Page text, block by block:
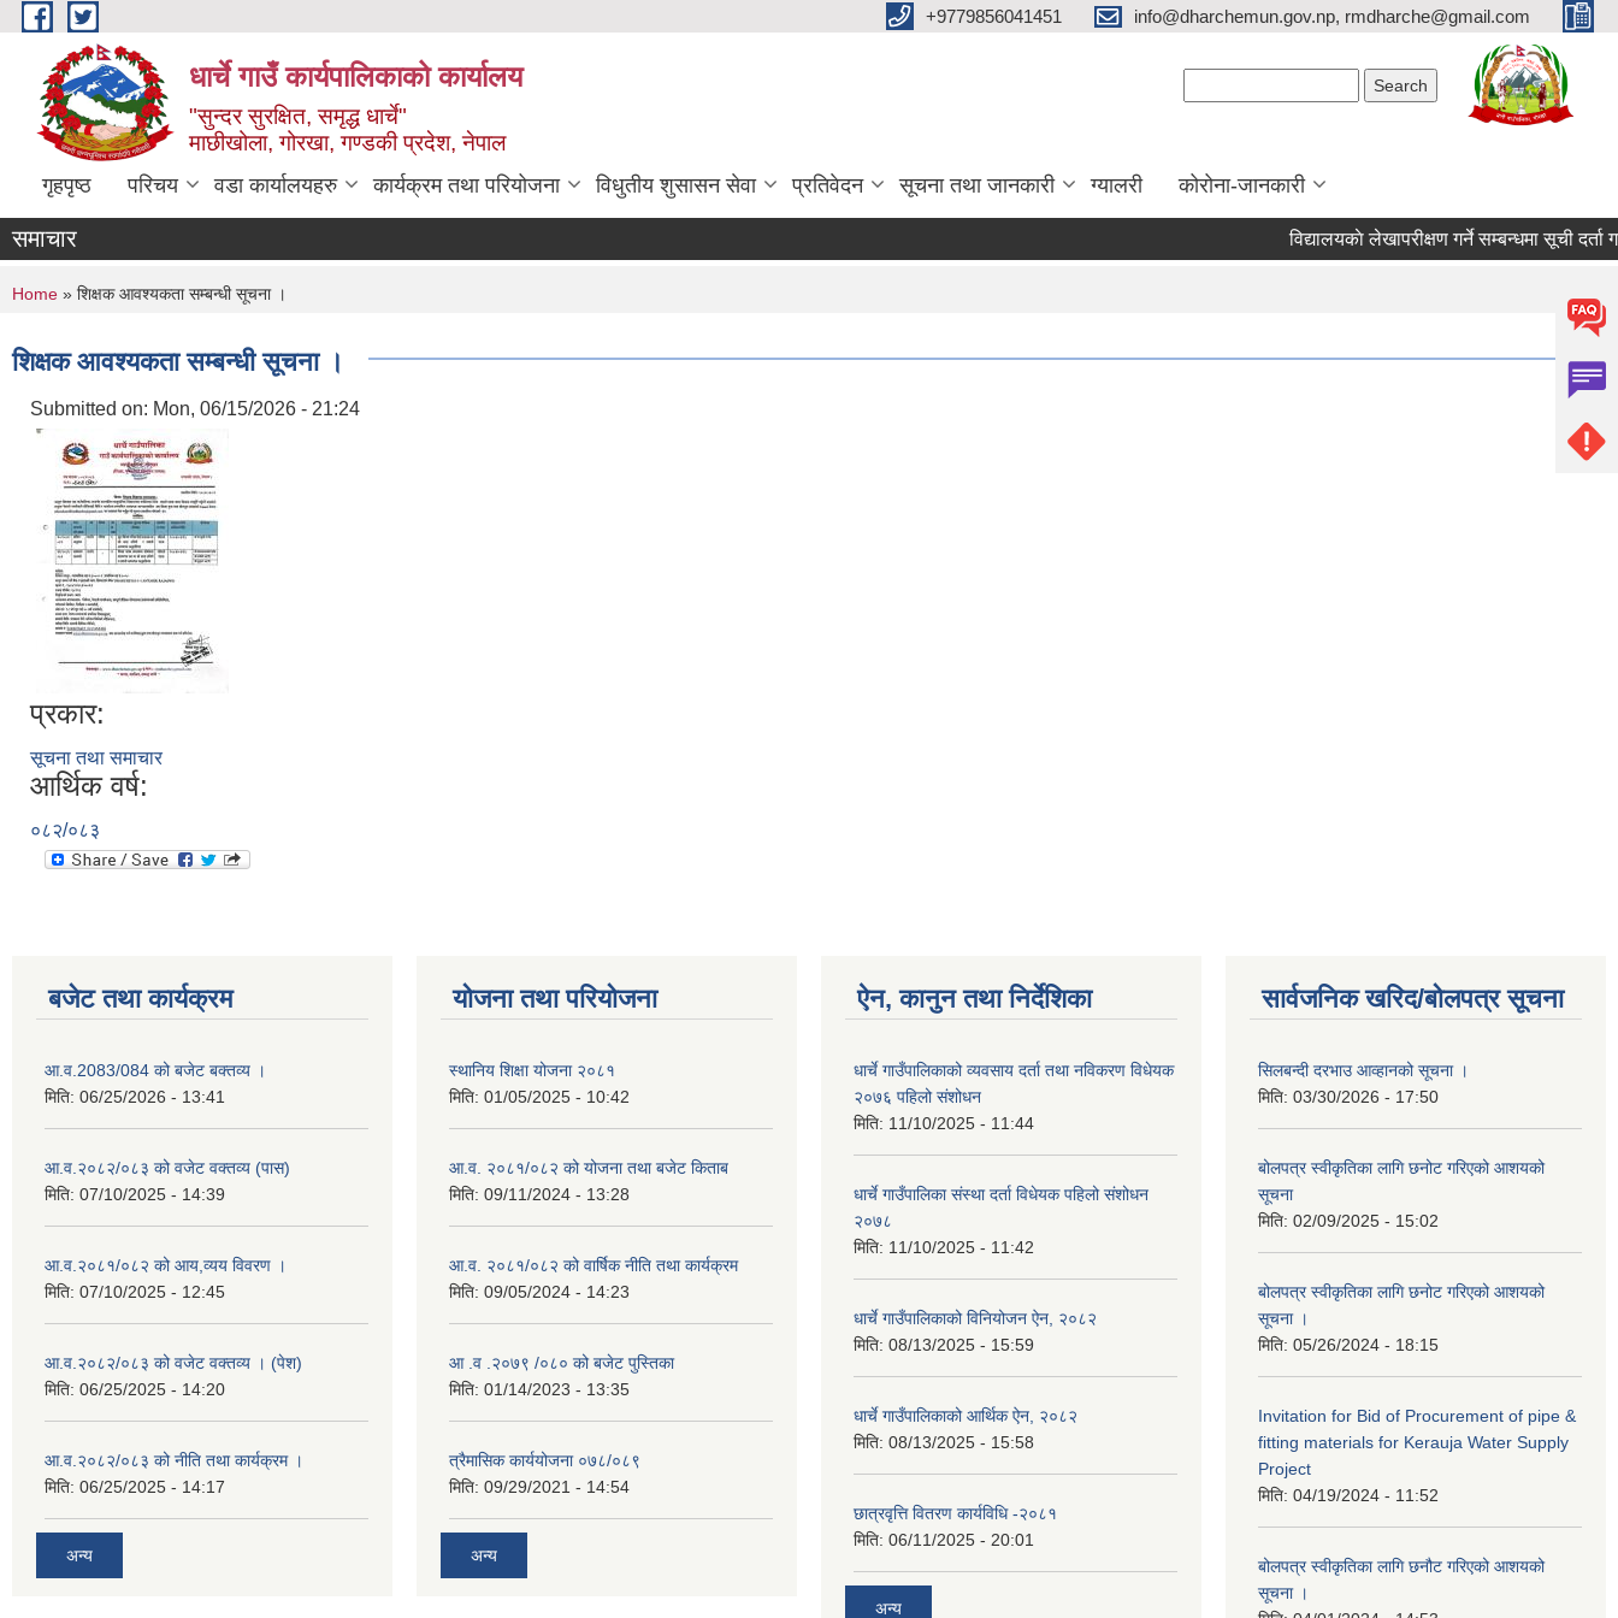
Skip to main content +9779856041451 info@dharchemun.gov.np, rmdharche@gmail.com
धार्चे गाउँ कार्यपालिकाको कार्यालय
"सुन्दर सुरक्षित, समृद्ध धार्चे"
माछीखोला, गोरखा, गण्डकी प्रदेश, नेपाल
गृहपृष्ठ परिचय वडा कार्यालयहरु कार्यक्रम तथा परियोजना विधुतीय शुसासन सेवा प्रतिवेदन सूचना तथा जानकारी ग्यालरी कोरोना-जानकारी
समाचार विद्यालयकाे लेखापरीक्षण गर्ने सम्बन्धमा सूची दर्ता गर्ने
You are here
Home » शिक्षक आवश्यकता सम्बन्धी सूचना ।
शिक्षक आवश्यकता सम्बन्धी सूचना ।
Submitted on: Mon, 06/15/2026 - 21:24
प्रकार:
सूचना तथा समाचार
आर्थिक वर्ष:
०८२/०८३
बजेट तथा कार्यक्रम
आ.व.2083/084 को बजेट बक्तव्य ।
मिति: 06/25/2026 - 13:41
आ.व.२०८२/०८३ को वजेट वक्तव्य (पास)
मिति: 07/10/2025 - 14:39
आ.व.२०८१/०८२ को आय,व्यय विवरण ।
मिति: 07/10/2025 - 12:45
आ.व.२०८२/०८३ को वजेट वक्तव्य । (पेश)
मिति: 06/25/2025 - 14:20
आ.व.२०८२/०८३ को नीति तथा कार्यक्रम ।
मिति: 06/25/2025 - 14:17
अन्य
योजना तथा परियोजना
स्थानिय शिक्षा योजना २०८१
मिति: 01/05/2025 - 10:42
आ.व. २०८१/०८२ को योजना तथा बजेट किताब
मिति: 09/11/2024 - 13:28
आ.व. २०८१/०८२ को वार्षिक नीति तथा कार्यक्रम
मिति: 09/05/2024 - 14:23
आ .व .२०७९ /०८० को बजेट पुस्तिका
मिति: 01/14/2023 - 13:35
त्रैमासिक कार्ययोजना ०७८/०८९
मिति: 09/29/2021 - 14:54
अन्य
ऐन, कानुन तथा निर्देशिका
धार्चे गाउँपालिकाको व्यवसाय दर्ता तथा नविकरण विधेयक
२०७६ पहिलो संशोधन
मिति: 11/10/2025 - 11:44
धार्चे गाउँपालिका संस्था दर्ता विधेयक पहिलो संशोधन
२०७८
मिति: 11/10/2025 - 11:42
धार्चे गाउँपालिकाको विनियोजन ऐन, २०८२
मिति: 08/13/2025 - 15:59
धार्चे गाउँपालिकाको आर्थिक ऐन, २०८२
मिति: 08/13/2025 - 15:58
छात्रवृत्ति वितरण कार्यविधि -२०८१
मिति: 06/11/2025 - 20:01
अन्य
सार्वजनिक खरिद/बोलपत्र सूचना
सिलबन्दी दरभाउ आव्हानको सूचना ।
मिति: 03/30/2026 - 17:50
बोलपत्र स्वीकृतिका लागि छनोट गरिएको आशयको
सूचना
मिति: 02/09/2025 - 15:02
बोलपत्र स्वीकृतिका लागि छनोट गरिएको आशयको
सूचना ।
मिति: 05/26/2024 - 18:15
Invitation for Bid of Procurement of pipe &
fitting materials for Kerauja Water Supply
Project
मिति: 04/19/2024 - 11:52
बोलपत्र स्वीकृतिका लागि छनौट गरिएको आशयको
सूचना ।